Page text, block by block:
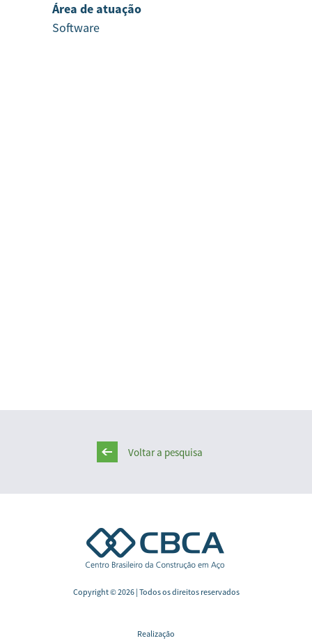
Área de atuação
Software
Voltar a pesquisa
Copyright © 2026 | Todos os direitos reservados
Realização